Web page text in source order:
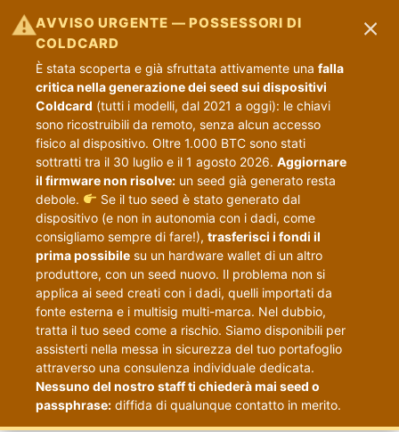
⚠AVVISO URGENTE — POSSESSORI DI
COLDCARD
È stata scoperta e già sfruttata attivamente una falla
critica nella generazione dei seed sui dispositivi
Coldcard (tutti i modelli, dal 2021 a oggi): le chiavi
sono ricostruibili da remoto, senza alcun accesso
fisico al dispositivo. Oltre 1.000 BTC sono stati
sottratti tra il 30 luglio e il 1 agosto 2026. Aggiornare
il firmware non risolve: un seed già generato resta
debole.
Se il tuo seed è stato generato dal
dispositivo (e non in autonomia con i dadi, come
consigliamo sempre di fare!), trasferisci i fondi il
prima possibile su un hardware wallet di un altro
produttore, con un seed nuovo. Il problema non si
applica ai seed creati con i dadi, quelli importati da
fonte esterna e i multisig multi-marca. Nel dubbio,
tratta il tuo seed come a rischio. Siamo disponibili per
assisterti nella messa in sicurezza del tuo portafoglio
attraverso una consulenza individuale dedicata.
Nessuno del nostro staff ti chiederà mai seed o
passphrase: diffida di qualunque contatto in merito.
×